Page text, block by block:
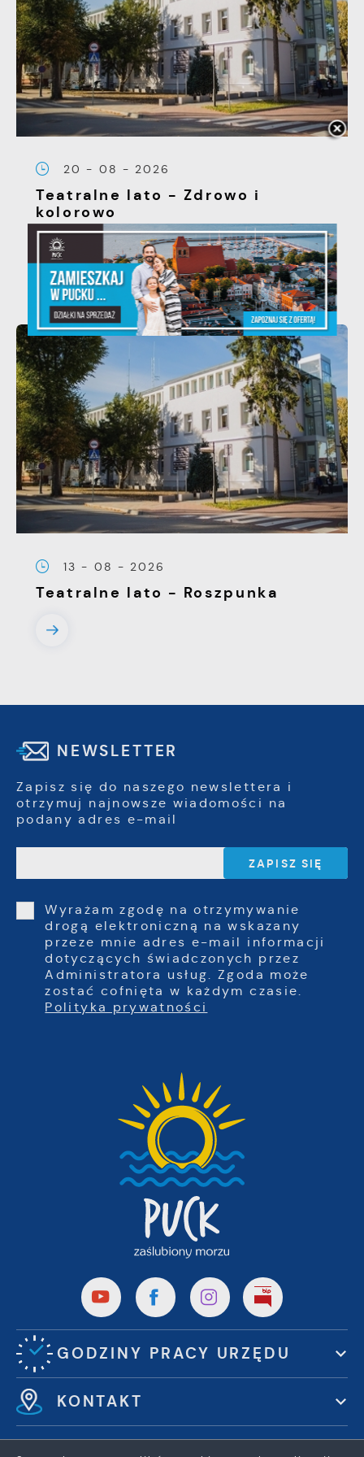
20 - 08 - 2026
Teatralne lato - Zdrowo i
kolorowo
13 - 08 - 2026
Teatralne lato - Roszpunka
NEWSLETTER
Zapisz się do naszego newslettera i
otrzymuj najnowsze wiadomości na
podany adres e-mail
Wyrażam zgodę na otrzymywanie
drogą elektroniczną na wskazany
przeze mnie adres e-mail informacji
dotyczących świadczonych przez
Administratora usług. Zgoda może
zostać cofnięta w każdym czasie.
Polityka prywatności
GODZINY PRACY URZĘDU
KONTAKT